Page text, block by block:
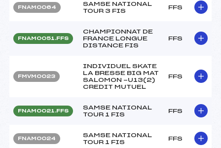
FNAM0064
SAMSE NATIONAL
TOUR 3 FIS
FFS
FNAM0051.FFS
CHAMPIONNAT DE
FRANCE LONGUE
DISTANCE FIS
FFS
FMVM0023
INDIVIDUEL SKATE
LA BRESSE BIG MAT
SALOMON -U13(2)
CREDIT MUTUEL
FFS
FNAM0021.FFS
SAMSE NATIONAL
TOUR 1 FIS
FFS
FNAM0024
SAMSE NATIONAL
TOUR 1 FIS
FFS